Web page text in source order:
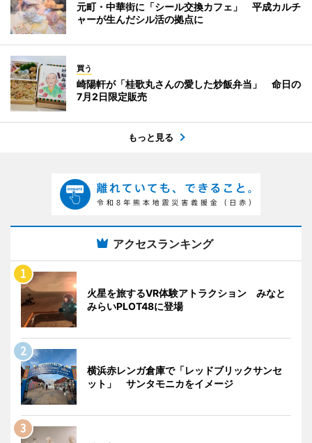
元町・中華街に「シール交換カフェ」 平成カルチ
ャーが生んだシル活の拠点に
買う
崎陽軒が「桂歌丸さんの愛した炒飯弁当」 命日の
7月2日限定販売
もっと見る
アクセスランキング
火星を旅するVR体験アトラクション みなと
みらいPLOT48に登場
横浜赤レンガ倉庫で「レッドブリックサンセ
ット」 サンタモニカをイメージ